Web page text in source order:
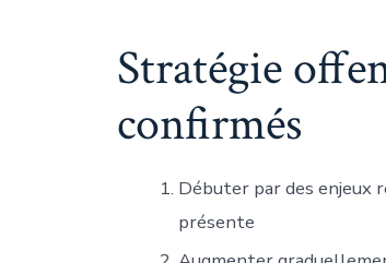
Stratégie
confirmés
Débuter par des enjeux
présente